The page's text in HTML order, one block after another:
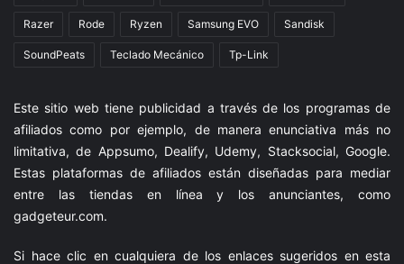
Razer Rode Ryzen Samsung EVO Sandisk
SoundPeats Teclado Mecánico Tp-Link
Este sitio web tiene publicidad a través de los programas de
afiliados como por ejemplo, de manera enunciativa más no
limitativa, de Appsumo, Dealify, Udemy, Stacksocial, Google.
Estas plataformas de afiliados están diseñadas para mediar
entre las tiendas en línea y los anunciantes, como
gadgeteur.com.
Si hace clic en cualquiera de los enlaces sugeridos en esta